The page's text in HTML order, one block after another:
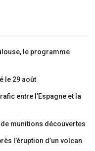
le programme
le 29 août
entre l’Espagne et la
munitions découvertes
l’éruption d’un volcan